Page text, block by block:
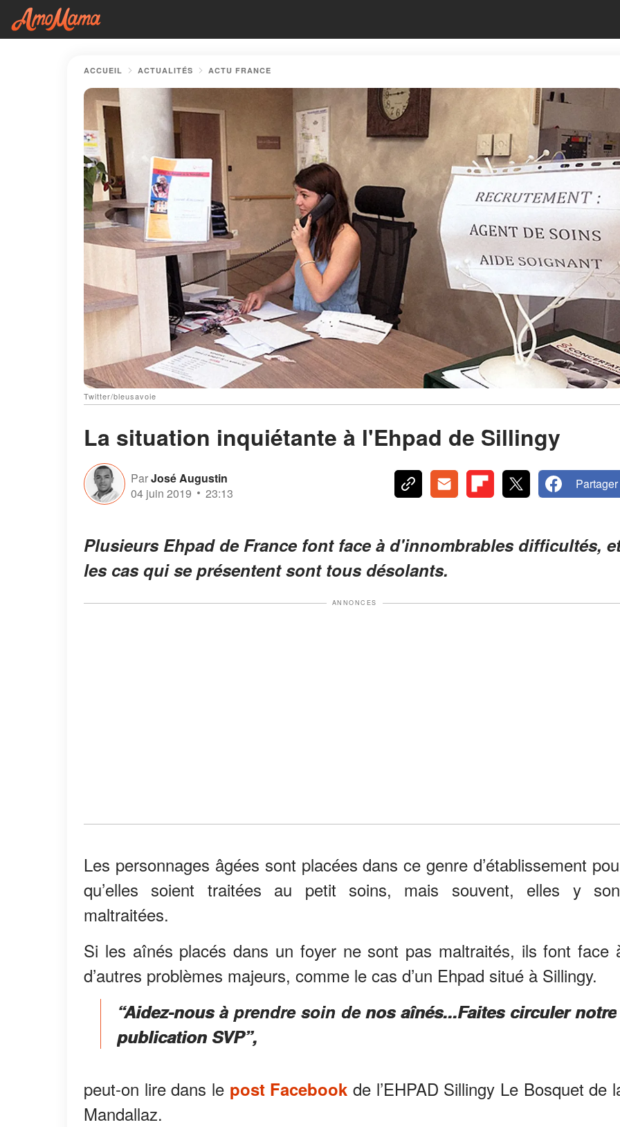
ACCUEIL ACTUALITÉS ACTU FRANCE
Twitter/bleusavoie
La situation inquiétante à l'Ehpad de Sillingy
ParJosé Augustin
04 juin 2019
23:13
Partager
Plusieurs Ehpad de France font face à d'innombrables difficultés,
les cas qui se présentent sont tous désolants.
ANNONCES
Les personnages âgées sont placées dans ce genre d’établissement
qu’elles soient traitées au petit soins, mais souvent, elles y
maltraitées.
Si les aînés placés dans un foyer ne sont pas maltraités, ils font face
d’autres problèmes majeurs, comme le cas d’un Ehpad situé à Sillingy.
“Aidez-nous à prendre soin de nos aînés...Faites circuler notre
publication SVP”,
peut-on lire dans le post Facebook de l’EHPAD Sillingy Le Bosquet de
Mandallaz.